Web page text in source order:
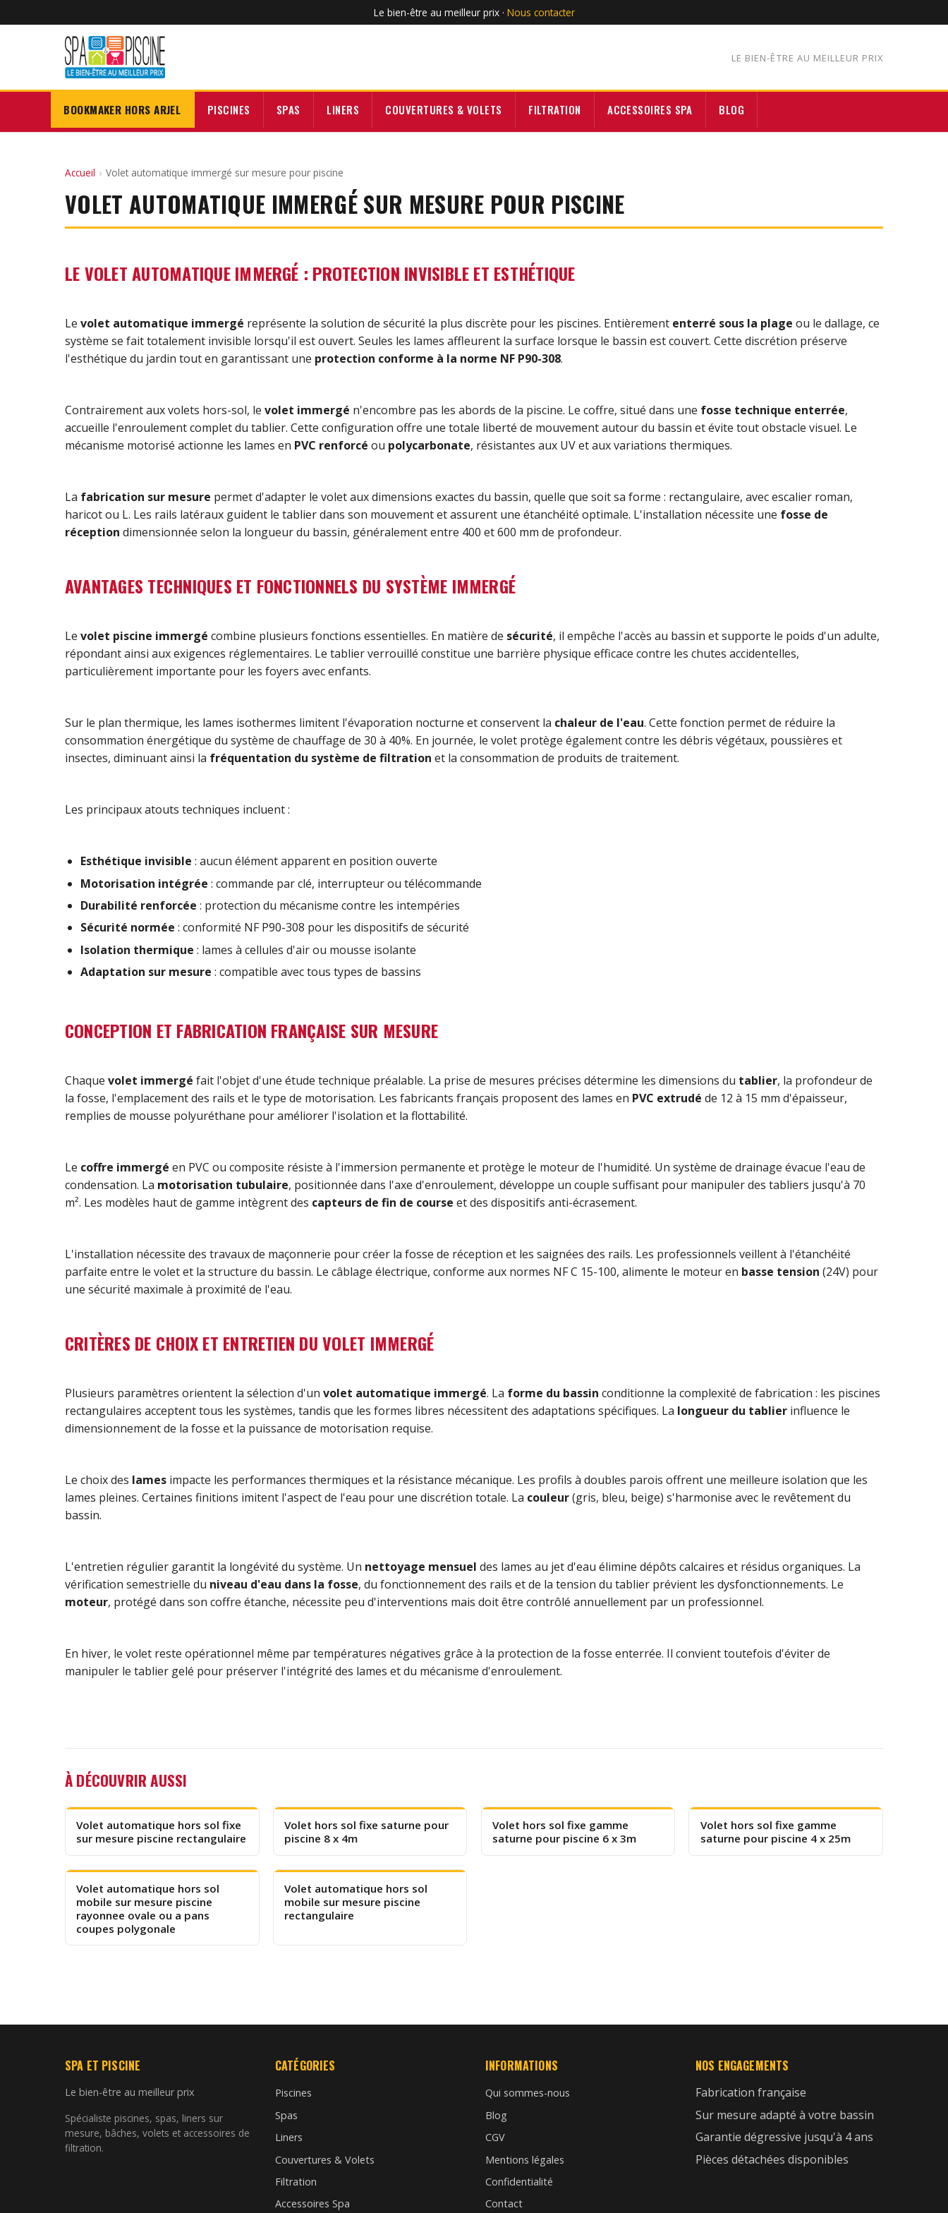
Le bien-être au meilleur prix · Nous contacter
LE BIEN-ÊTRE AU MEILLEUR PRIX
BOOKMAKER HORS ARJEL PISCINES SPAS LINERS COUVERTURES & VOLETS FILTRATION ACCESSOIRES SPA BLOG
Accueil › Volet automatique immergé sur mesure pour piscine
VOLET AUTOMATIQUE IMMERGÉ SUR MESURE POUR PISCINE
LE VOLET AUTOMATIQUE IMMERGÉ : PROTECTION INVISIBLE ET ESTHÉTIQUE
Le volet automatique immergé représente la solution de sécurité la plus discrète pour les piscines. Entièrement enterré sous la plage ou le dallage, ce
système se fait totalement invisible lorsqu'il est ouvert. Seules les lames affleurent la surface lorsque le bassin est couvert. Cette discrétion préserve
l'esthétique du jardin tout en garantissant une protection conforme à la norme NF P90-308.
Contrairement aux volets hors-sol, le volet immergé n'encombre pas les abords de la piscine. Le coffre, situé dans une fosse technique enterrée,
accueille l'enroulement complet du tablier. Cette configuration offre une totale liberté de mouvement autour du bassin et évite tout obstacle visuel. Le
mécanisme motorisé actionne les lames en PVC renforcé ou polycarbonate, résistantes aux UV et aux variations thermiques.
La fabrication sur mesure permet d'adapter le volet aux dimensions exactes du bassin, quelle que soit sa forme : rectangulaire, avec escalier roman,
haricot ou L. Les rails latéraux guident le tablier dans son mouvement et assurent une étanchéité optimale. L'installation nécessite une fosse de
réception dimensionnée selon la longueur du bassin, généralement entre 400 et 600 mm de profondeur.
AVANTAGES TECHNIQUES ET FONCTIONNELS DU SYSTÈME IMMERGÉ
Le volet piscine immergé combine plusieurs fonctions essentielles. En matière de sécurité, il empêche l'accès au bassin et supporte le poids d'un adulte,
répondant ainsi aux exigences réglementaires. Le tablier verrouillé constitue une barrière physique efficace contre les chutes accidentelles,
particulièrement importante pour les foyers avec enfants.
Sur le plan thermique, les lames isothermes limitent l'évaporation nocturne et conservent la chaleur de l'eau. Cette fonction permet de réduire la
consommation énergétique du système de chauffage de 30 à 40%. En journée, le volet protège également contre les débris végétaux, poussières et
insectes, diminuant ainsi la fréquentation du système de filtration et la consommation de produits de traitement.
Les principaux atouts techniques incluent :
Esthétique invisible : aucun élément apparent en position ouverte
Motorisation intégrée : commande par clé, interrupteur ou télécommande
Durabilité renforcée : protection du mécanisme contre les intempéries
Sécurité normée : conformité NF P90-308 pour les dispositifs de sécurité
Isolation thermique : lames à cellules d'air ou mousse isolante
Adaptation sur mesure : compatible avec tous types de bassins
CONCEPTION ET FABRICATION FRANÇAISE SUR MESURE
Chaque volet immergé fait l'objet d'une étude technique préalable. La prise de mesures précises détermine les dimensions du tablier, la profondeur de
la fosse, l'emplacement des rails et le type de motorisation. Les fabricants français proposent des lames en PVC extrudé de 12 à 15 mm d'épaisseur,
remplies de mousse polyuréthane pour améliorer l'isolation et la flottabilité.
Le coffre immergé en PVC ou composite résiste à l'immersion permanente et protège le moteur de l'humidité. Un système de drainage évacue l'eau de
condensation. La motorisation tubulaire, positionnée dans l'axe d'enroulement, développe un couple suffisant pour manipuler des tabliers jusqu'à 70
m². Les modèles haut de gamme intègrent des capteurs de fin de course et des dispositifs anti-écrasement.
L'installation nécessite des travaux de maçonnerie pour créer la fosse de réception et les saignées des rails. Les professionnels veillent à l'étanchéité
parfaite entre le volet et la structure du bassin. Le câblage électrique, conforme aux normes NF C 15-100, alimente le moteur en basse tension (24V) pour
une sécurité maximale à proximité de l'eau.
CRITÈRES DE CHOIX ET ENTRETIEN DU VOLET IMMERGÉ
Plusieurs paramètres orientent la sélection d'un volet automatique immergé. La forme du bassin conditionne la complexité de fabrication : les piscines
rectangulaires acceptent tous les systèmes, tandis que les formes libres nécessitent des adaptations spécifiques. La longueur du tablier influence le
dimensionnement de la fosse et la puissance de motorisation requise.
Le choix des lames impacte les performances thermiques et la résistance mécanique. Les profils à doubles parois offrent une meilleure isolation que les
lames pleines. Certaines finitions imitent l'aspect de l'eau pour une discrétion totale. La couleur(gris, bleu, beige) s'harmonise avec le revêtement du
bassin.
L'entretien régulier garantit la longévité du système. Un nettoyage mensuel des lames au jet d'eau élimine dépôts calcaires et résidus organiques. La
vérification semestrielle du niveau d'eau dans la fosse, du fonctionnement des rails et de la tension du tablier prévient les dysfonctionnements. Le
moteur, protégé dans son coffre étanche, nécessite peu d'interventions mais doit être contrôlé annuellement par un professionnel.
En hiver, le volet reste opérationnel même par températures négatives grâce à la protection de la fosse enterrée. Il convient toutefois d'éviter de
manipuler le tablier gelé pour préserver l'intégrité des lames et du mécanisme d'enroulement.
À DÉCOUVRIR AUSSI
Volet automatique hors sol fixe
sur mesure piscine rectangulaire
Volet hors sol fixe saturne pour
piscine 8 x 4m
Volet hors sol fixe gamme
saturne pour piscine 6 x 3m
Volet hors sol fixe gamme
saturne pour piscine 4 x 25m
Volet automatique hors sol
mobile sur mesure piscine
rayonnee ovale ou a pans
coupes polygonale
Volet automatique hors sol
mobile sur mesure piscine
rectangulaire
SPA ET PISCINE
Le bien-être au meilleur prix
Spécialiste piscines, spas, liners sur
mesure, bâches, volets et accessoires de
filtration.
CATÉGORIES
Piscines
Spas
Liners
Couvertures & Volets
Filtration
Accessoires Spa
INFORMATIONS
Qui sommes-nous
Blog
CGV
Mentions légales
Confidentialité
Contact
NOS ENGAGEMENTS
Fabrication française
Sur mesure adapté à votre bassin
Garantie dégressive jusqu'à 4 ans
Pièces détachées disponibles